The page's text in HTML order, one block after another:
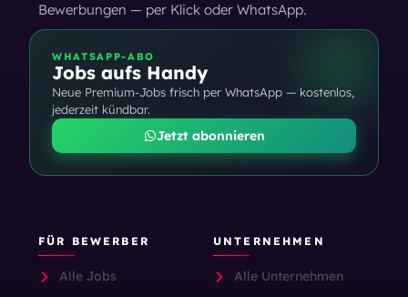
Bewerbungen — per Klick oder WhatsApp.
WHATSAPP-ABO
Jobs aufs Handy
Neue Premium-Jobs frisch per WhatsApp — kostenlos,
jederzeit kündbar.
Jetzt abonnieren
FÜR BEWERBER
Alle Jobs
UNTERNEHMEN
Alle Unternehmen